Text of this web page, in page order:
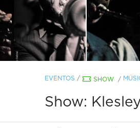
EVENTOS / SHOW /
Show: